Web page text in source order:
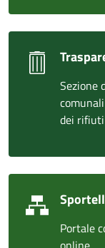
Sezione
dei rifiuti
Portale